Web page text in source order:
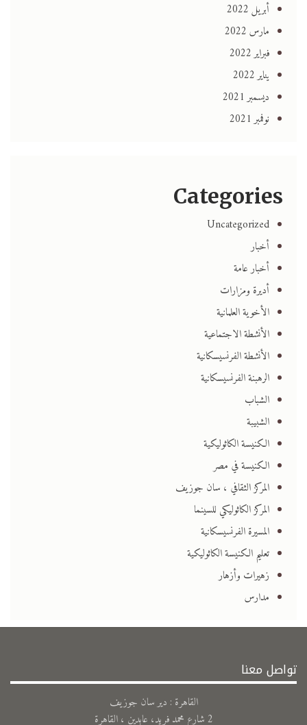
أبريل 2022
مارس 2022
فبراير 2022
يناير 2022
ديسمبر 2021
نوفمبر 2021
Categories
Uncategorized
أخبار
أخبار عامة
أديرة ومزارات
الأخوية العلمانية
الأنشطة الاجتماعية
الأنشطة الفرنسيسكانية
الرهبنة الفرنسيسكانية
الشباب
الشبيبة
الكنيسة الكاثوليكية
الكنيسة في مصر
المركز الثقافي ، سان جوزيف
المركز الكاثوليكي للسينما
المسيرة الفرنسيسكانية
تعليم الكنيسة الكاثوليكية
زهيرات وأزهار
مدارس
تواصل معنا
القاهرة : دير سان جوزيف
2 شارع محمد فريد، عابدين ، القاهرة